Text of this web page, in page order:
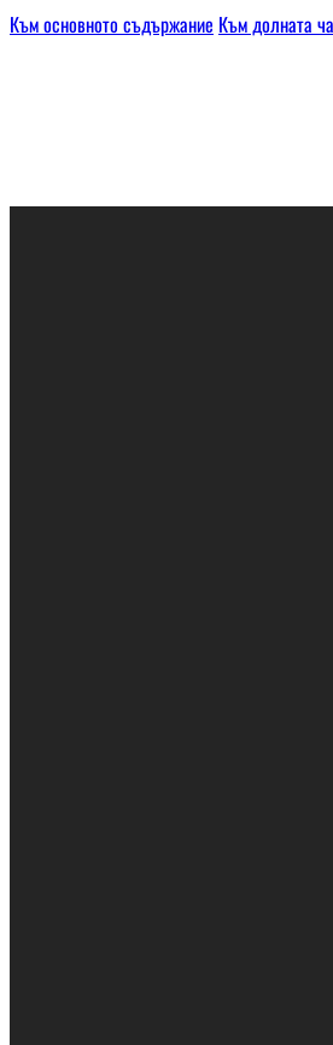
Към основното съдържание Към долната